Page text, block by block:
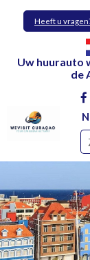
Heeft u
Uw huurauto
de